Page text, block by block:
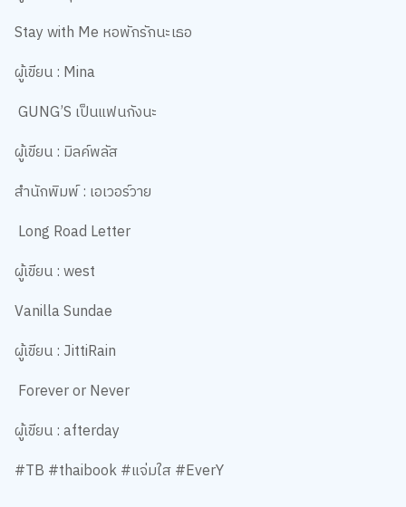
Stay with Me หอพักรักนะเธอ
ผู้เขียน : Mina
GUNG’S เป็นแฟนกังนะ
ผู้เขียน : มิลค์พลัส
สำนักพิมพ์ : เอเวอร์วาย
Long Road Letter
ผู้เขียน : west
Vanilla Sundae
ผู้เขียน : JittiRain
Forever or Never
ผู้เขียน : afterday
#TB #thaibook #แจ่มใส #EverY